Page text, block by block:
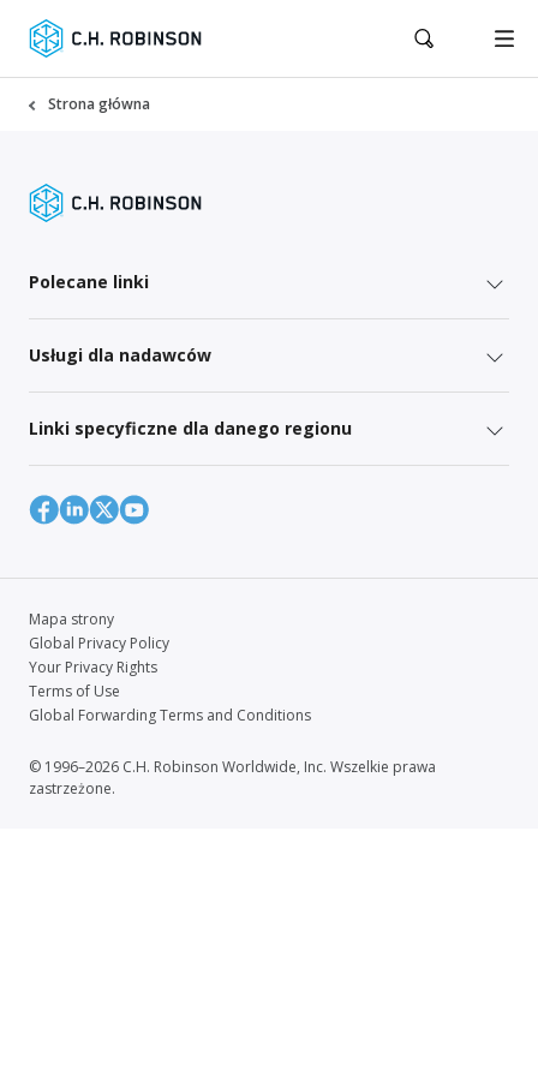
Strona główna
Polecane linki
Usługi dla nadawców
Linki specyficzne dla danego regionu
Mapa strony
Global Privacy Policy
Your Privacy Rights
Terms of Use
Global Forwarding Terms and Conditions
© 1996–2026 C.H. Robinson Worldwide, Inc. Wszelkie prawa
zastrzeżone.